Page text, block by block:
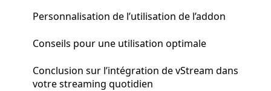
Personnalisation de l’utilisation de l’addon
Conseils pour une utilisation optimale
Conclusion sur l’intégration de vStream dans
votre streaming quotidien